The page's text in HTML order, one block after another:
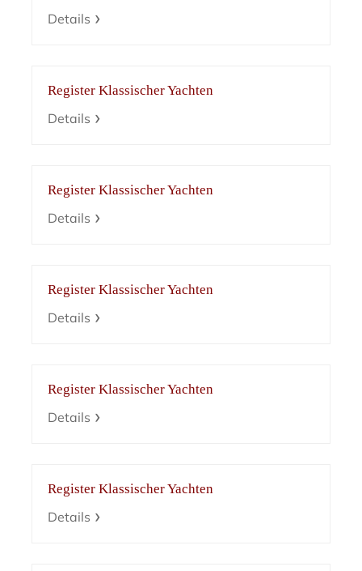
Details
Register Klassischer Yachten
Details
Register Klassischer Yachten
Details
Register Klassischer Yachten
Details
Register Klassischer Yachten
Details
Register Klassischer Yachten
Details